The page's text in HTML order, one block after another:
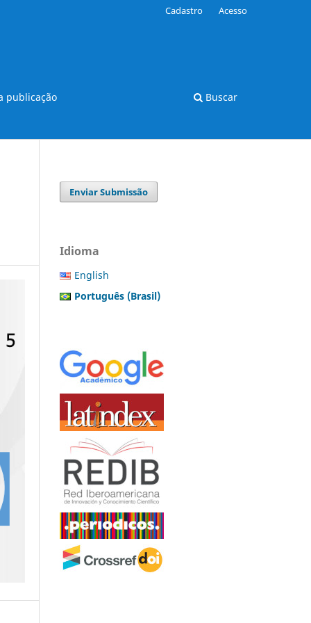
publicação Buscar
Cadastro Acesso
Enviar Submissão
Idioma
English
Português (Brasil)